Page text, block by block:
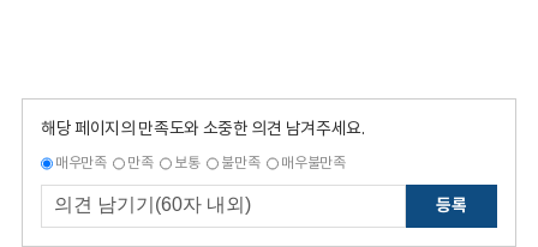
해당 페이지의 만족도와 소중한 의견 남겨주세요.
매우만족 만족 보통 불만족 매우불만족
등록